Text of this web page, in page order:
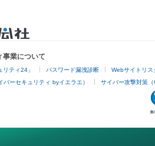
事業について
ティ24」 パスワード漏洩診断 Webサイトリス
ーセキュリティ byイエラエ） サイバー攻撃対策（